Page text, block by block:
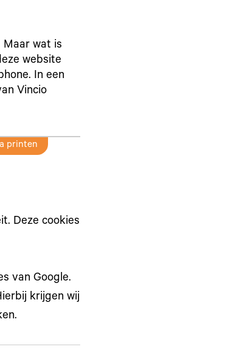
Maar wat is
website
In een
Vincio
printen
Deze cookies
van Google.
krijgen wij